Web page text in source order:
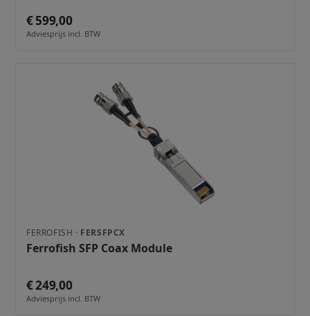
€ 599,00
Adviesprijs incl. BTW
FERROFISH · FERSFPCX
Ferrofish SFP Coax Module
€ 249,00
Adviesprijs incl. BTW